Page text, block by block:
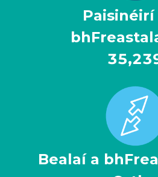
Paisinéirí
Bealaí a